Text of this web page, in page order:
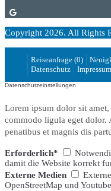
Copyright 2026. All Rights
Reiseanfrage (0)
Datenschutz
Impressum
Datenschutzeinstellungen
Lorem ipsum dolor sit
commodo ligula eget dolor.
penatibus et magnis dis
Erforderlich*
damit die Website korrekt
Externe Medien
OpenStreetMap und